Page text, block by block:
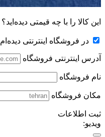
این کالا را با چه قیمتی دیده‌اید؟
در فروشگاه اینترنتی دیده‌ام
آدرس اینترنتی فروشگاه
نام فروشگاه
مکان فروشگاه
ثبت اطلاعات
ویدیو: